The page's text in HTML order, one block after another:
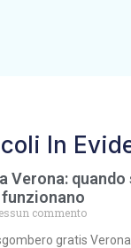
In
Verona:
commento
gratis